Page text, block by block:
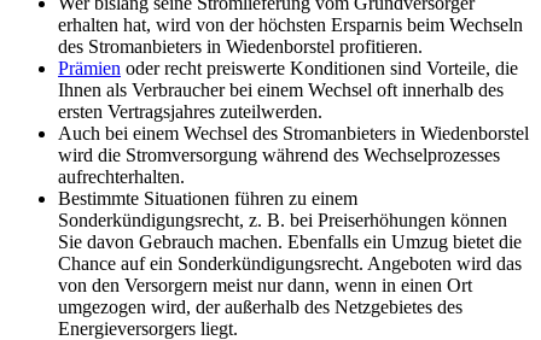
erhalten hat, wird von der höchsten Ersparnis beim Wechseln
des Stromanbieters in Wiedenborstel profitieren.
Prämien oder recht preiswerte Konditionen sind Vorteile, die
Ihnen als Verbraucher bei einem Wechsel oft innerhalb des
ersten Vertragsjahres zuteilwerden.
Auch bei einem Wechsel des Stromanbieters in Wiedenborstel
wird die Stromversorgung während des Wechselprozesses
aufrechterhalten.
Bestimmte Situationen führen zu einem
Sonderkündigungsrecht, z. B. bei Preiserhöhungen können
Sie davon Gebrauch machen. Ebenfalls ein Umzug bietet die
Chance auf ein Sonderkündigungsrecht. Angeboten wird das
von den Versorgern meist nur dann, wenn in einen Ort
umgezogen wird, der außerhalb des Netzgebietes des
Energieversorgers liegt.